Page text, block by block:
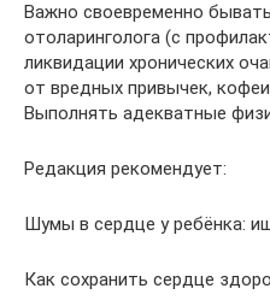
Важно своевременно
отоларинголога (с
ликвидации хронических
от вредных привычек,
Выполнять адекватные
Редакция рекомендует:
Шумы в сердце у ребёнка:
Как сохранить сердце